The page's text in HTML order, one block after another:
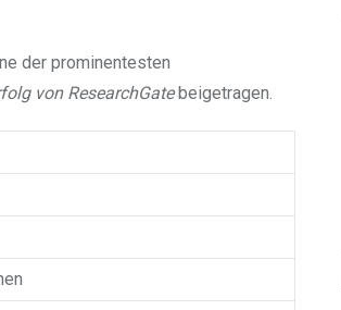
der prominentesten
von ResearchGatebeigetragen.